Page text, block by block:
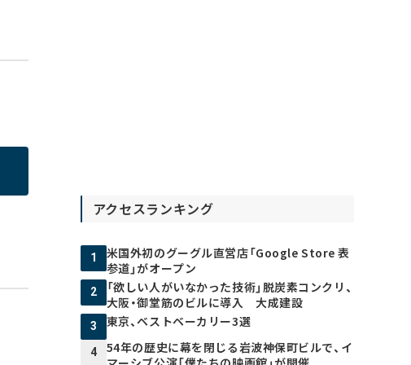
アクセスランキング
1
米国外初のグーグル直営店「Google Store 表
参道」がオープン
2
「欲しい人がいなかった技術」脱炭素コンクリ、
大阪・御堂筋のビルに導入 大成建設
3 東京、ベストベーカリー3選
4
54年の歴史に幕を閉じる岩波神保町ビルで、イ